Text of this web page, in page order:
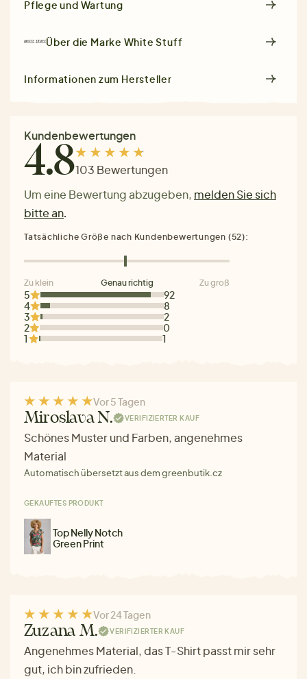
Pflege und Wartung
Über die Marke White Stuff
Informationen zum Hersteller
Kundenbewertungen
4.8103 Bewertungen
Um eine Bewertung abzugeben, melden Sie sich
bitte an.
5
92
4
8
3
2
2
0
1
1
Tatsächliche Größe nach Kundenbewertungen (52):
Zu klein Genau richtig Zu groß
Vor 5 Tagen
Miroslava N. VERIFIZIERTER KAUF
Schönes Muster und Farben, angenehmes
Material
Automatisch übersetzt aus dem greenbutik.cz
GEKAUFTES PRODUKT
Top Nelly Notch
Green Print
Vor 24 Tagen
Zuzana M. VERIFIZIERTER KAUF
Angenehmes Material, das T-Shirt passt mir sehr
gut, ich bin zufrieden.